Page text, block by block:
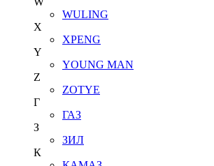
WULING
X
XPENG
Y
YOUNG MAN
Z
ZOTYE
Г
ГАЗ
З
ЗИЛ
К